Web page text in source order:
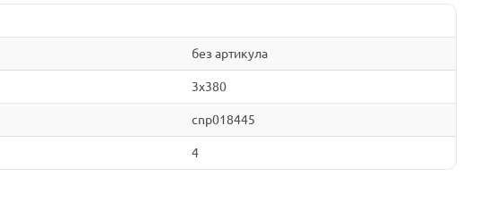
без артикула
3x380
cnp018445
4